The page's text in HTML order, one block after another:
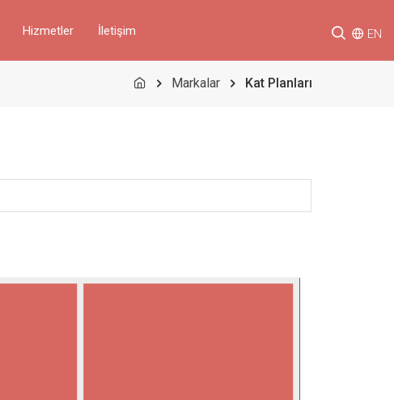
Hizmetler İletişim EN
Markalar Kat Planları